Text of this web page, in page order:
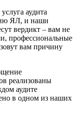
аудита
ЯЛ, и наши
вердикт – вам не
профессиональные
вам причину
реализованы
аудите
в одном из наших